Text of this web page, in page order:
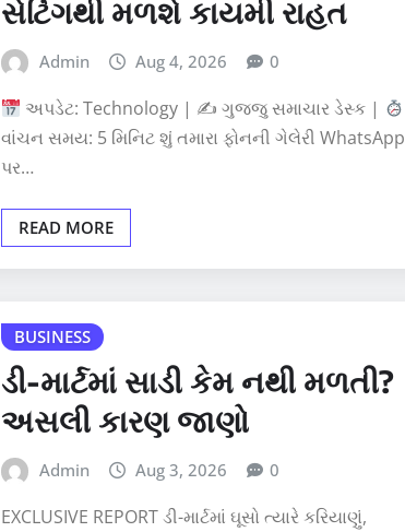
સેટિંગથી મળશે કાયમી રાહત
Admin Aug 4, 2026 0
અપડેટ: Technology | ✍ ગુજ્જુ સમાચાર ડેસ્ક |
વાંચન સમય: 5 મિનિટ શું તમારા ફોનની ગેલેરી WhatsApp
પર…
READ MORE
BUSINESS
ડી-માર્ટમાં સાડી કેમ નથી મળતી?
અસલી કારણ જાણો
Admin Aug 3, 2026 0
EXCLUSIVE REPORT ડી-માર્ટમાં ઘૂસો ત્યારે કરિયાણું,